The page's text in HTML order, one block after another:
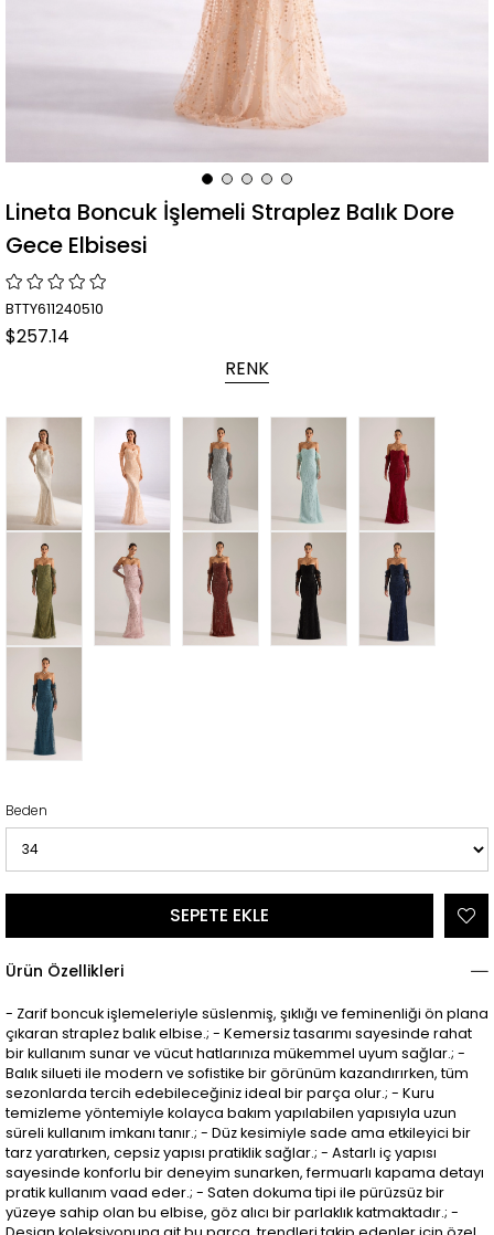
Lineta Boncuk İşlemeli Straplez Balık Dore
Gece Elbisesi
BTTY611240510
$257.14
RENK
Beden
Ürün Özellikleri
- Zarif boncuk işlemeleriyle süslenmiş, şıklığı ve feminenliği ön plana
çıkaran straplez balık elbise.; - Kemersiz tasarımı sayesinde rahat
bir kullanım sunar ve vücut hatlarınıza mükemmel uyum sağlar.; -
Balık silueti ile modern ve sofistike bir görünüm kazandırırken, tüm
sezonlarda tercih edebileceğiniz ideal bir parça olur.; - Kuru
temizleme yöntemiyle kolayca bakım yapılabilen yapısıyla uzun
süreli kullanım imkanı tanır.; - Düz kesimiyle sade ama etkileyici bir
tarz yaratırken, cepsiz yapısı pratiklik sağlar.; - Astarlı iç yapısı
sayesinde konforlu bir deneyim sunarken, fermuarlı kapama detayı
pratik kullanım vaad eder.; - Saten dokuma tipi ile pürüzsüz bir
yüzeye sahip olan bu elbise, göz alıcı bir parlaklık katmaktadır.; -